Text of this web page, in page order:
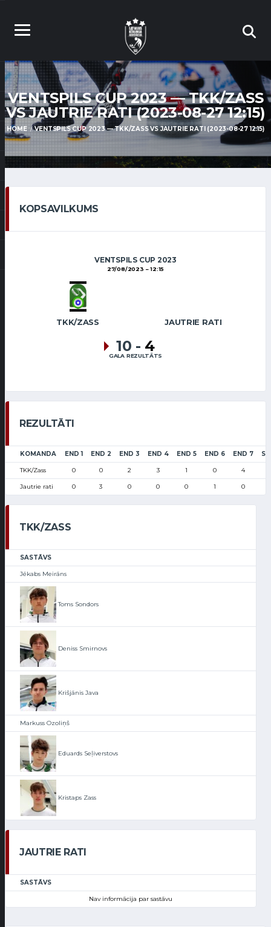
VENTSPILS CUP 2023 — TKK/ZASS
VS JAUTRIE RATI (2023-08-27 12:15)
HOME VENTSPILS CUP 2023 — TKK/ZASS VS JAUTRIE RATI (2023-08-27 12:15)
KOPSAVILKUMS
VENTSPILS CUP 2023
27/08/2023 12:15
TKK/ZASS JAUTRIE RATI
10 - 4
GALA REZULTĀTS
REZULTĀTI
KOMANDA END 1 END 2 END 3 END 4 END 5 END 6 END 7
TKK/Zass 0 0 2 3 1 0 4
Jautrie rati 0 3 0 0 0 1 0
TKK/ZASS
SASTĀVS
Jēkabs Meirāns
Toms Sondors
Deniss Smirnovs
Krišjānis Java
Markuss Ozoliņš
Eduards Seļiverstovs
Kristaps Zass
JAUTRIE RATI
SASTĀVS
Nav informācija par sastāvu